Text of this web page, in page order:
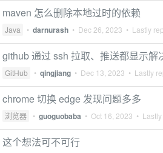
maven 怎么删除本地过时的依赖
Java • darnurash • Dec 26, 2023 • Lastly
github 通过 ssh 拉取、推送都显示
GitHub • qingjiang • Dec 13, 2023 • Lastly
chrome 切换 edge 发现问题多多
浏览器 • guoguobaba • Oct 16, 2023 •
这个想法可不可行